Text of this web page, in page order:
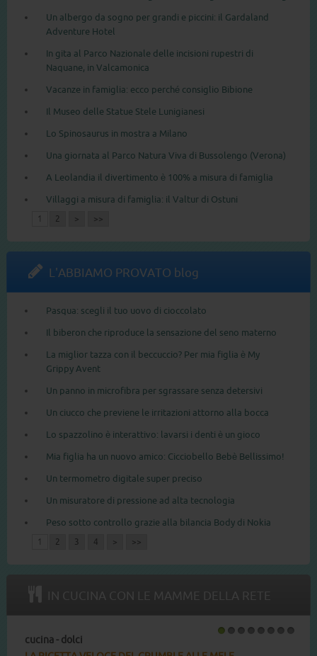
Un albergo da sogno per grandi e piccini: il Gardaland
Adventure Hotel
In gita al Parco Nazionale delle incisioni rupestri di
Naquane, in Valcamonica
Vacanze in famiglia: ecco perché consiglio Bibione
Il Museo delle Statue Stele Lunigianesi
Lo Spinosaurus in mostra a Milano
Una giornata al Parco Natura Viva di Bussolengo (Verona)
A Leolandia il divertimento è 100% a misura di famiglia
Villaggi a misura di famiglia: il Valtur di Ostuni
1 2 > >>
L'ABBIAMO PROVATO blog
Pasqua: scegli il tuo uovo di cioccolato
Il biberon che riproduce la sensazione del seno materno
La miglior tazza con il beccuccio? Per mia figlia è My
Grippy Avent
Un panno in microfibra per sgrassare senza detersivi
Un ciucco che previene le irritazioni attorno alla bocca
Lo spazzolino è interattivo: lavarsi i denti è un gioco
Mia figlia ha un nuovo amico: Cicciobello Bebè Bellissimo!
Un termometro digitale super preciso
Un misuratore di pressione ad alta tecnologia
Peso sotto controllo grazie alla bilancia Body di Nokia
1 2 3 4 > >>
IN CUCINA CON LE MAMME DELLA RETE
cucina - dolci